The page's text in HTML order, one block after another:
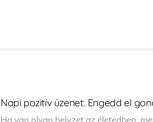
Napi pozitív üzenet: Engedd el